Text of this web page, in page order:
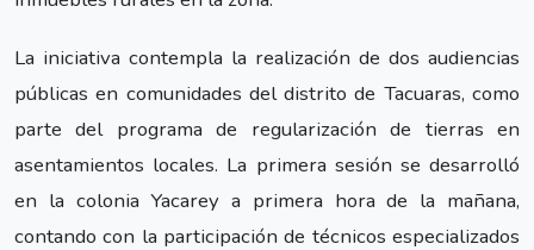
La iniciativa contempla la realización de dos audiencias
públicas en comunidades del distrito de Tacuaras, como
parte del programa de regularización de tierras en
asentamientos locales. La primera sesión se desarrolló
en la colonia Yacarey a primera hora de la mañana,
contando con la participación de técnicos especializados